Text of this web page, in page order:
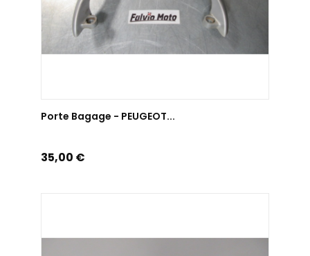
Porte Bagage - PEUGEOT...
Prix
35,00 €